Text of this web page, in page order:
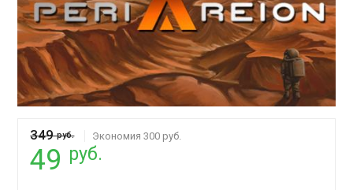
349руб. Экономия 300 руб.
49 руб.